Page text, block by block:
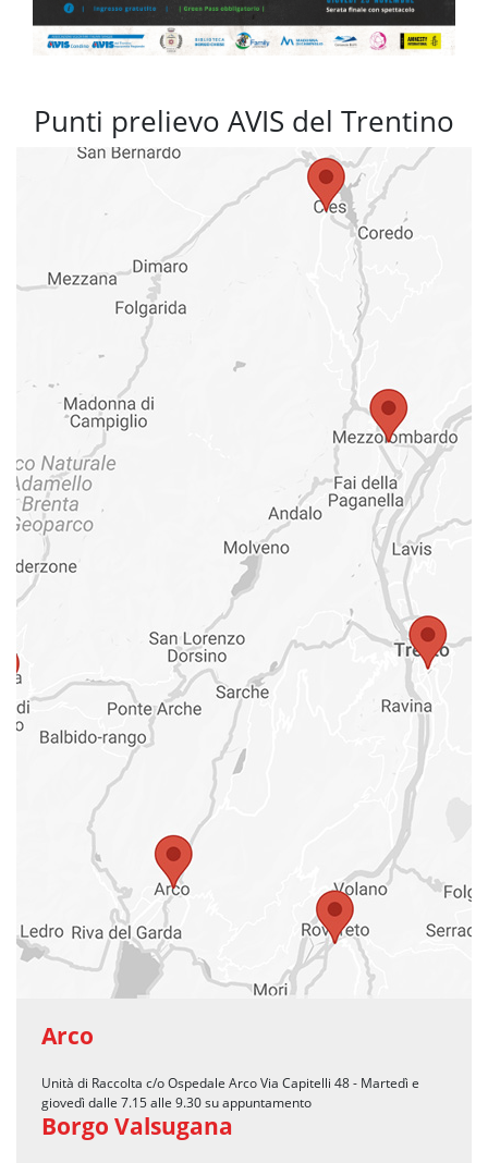
Punti prelievo AVIS del Trentino
Arco
Unità di Raccolta c/o Ospedale Arco Via Capitelli 48 - Martedì e
giovedì dalle 7.15 alle 9.30 su appuntamento
Borgo Valsugana